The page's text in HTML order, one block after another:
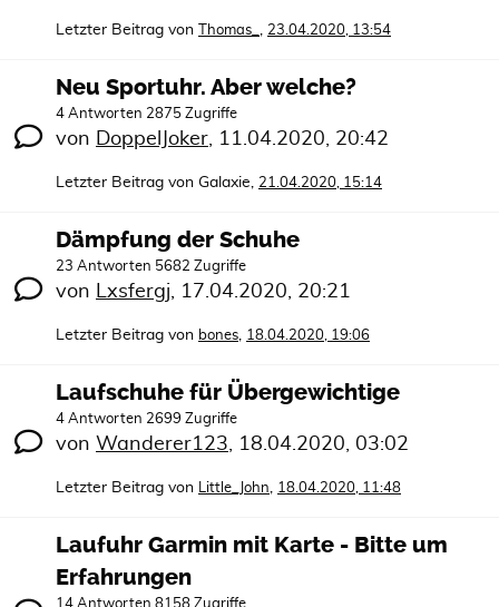
Letzter Beitrag von Thomas_ , 23.04.2020, 13:54
Neu Sportuhr. Aber welche?
4 Antworten 2875 Zugriffe
von DoppelJoker, 11.04.2020, 20:42
Letzter Beitrag von Galaxie, 21.04.2020, 15:14
Dämpfung der Schuhe
23 Antworten 5682 Zugriffe
von Lxsfergj, 17.04.2020, 20:21
Letzter Beitrag von bones, 18.04.2020, 19:06
Laufschuhe für Übergewichtige
4 Antworten 2699 Zugriffe
von Wanderer123, 18.04.2020, 03:02
Letzter Beitrag von Little_John, 18.04.2020, 11:48
Laufuhr Garmin mit Karte - Bitte um
Erfahrungen